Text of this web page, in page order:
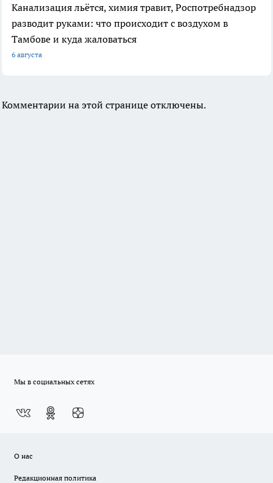
Канализация льётся, химия травит, Роспотребнадзор
разводит руками: что происходит с воздухом в
Тамбове и куда жаловаться
6 августа
Комментарии на этой странице отключены.
Мы в социальных сетях
О нас
Редакционная политика